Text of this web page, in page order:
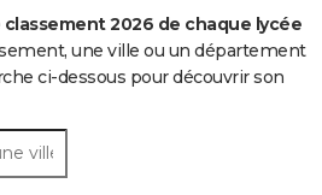
classement 2026 de chaque lycée
une ville ou un département
ci-dessous pour découvrir son